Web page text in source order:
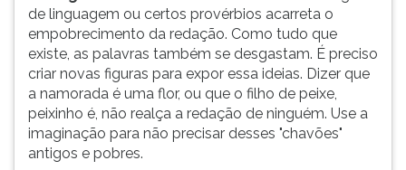
de linguagem ou certos provérbios acarreta o
empobrecimento da redação. Como tudo que
existe, as palavras também se desgastam. É preciso
criar novas figuras para expor essa ideias. Dizer que
a namorada é uma flor, ou que o filho de peixe,
peixinho é, não realça a redação de ninguém. Use a
imaginação para não precisar desses "chavões"
antigos e pobres.